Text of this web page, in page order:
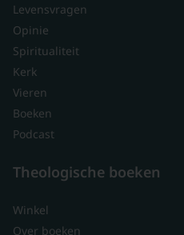
Levensvragen
Opinie
Spiritualiteit
Kerk
Vieren
Boeken
Podcast
Theologische boeken
Winkel
Over boeken